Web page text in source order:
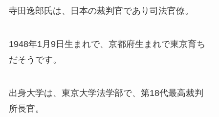
寺田逸郎氏は、日本の裁判官であり司法官僚。
1948年1月9日生まれで、京都府生まれで東京育ち
だそうです。
出身大学は、東京大学法学部で、第18代最高裁判
所長官。